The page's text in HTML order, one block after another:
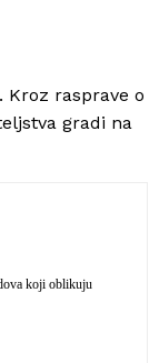
Kroz rasprave o
gradi na
koji oblikuju